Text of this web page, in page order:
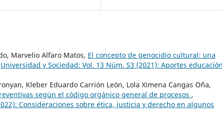
Marvelio Alfaro Matos, El concepto de genocidio cultural: una
Universidad y Sociedad: Vol. 13 Núm. S3 (2021): Aportes
Kleber Eduardo Carrión León, Lola Ximena Cangas Oña,
según el código orgánico general de procesos ,
Consideraciones sobre ética, justicia y derecho en algunos